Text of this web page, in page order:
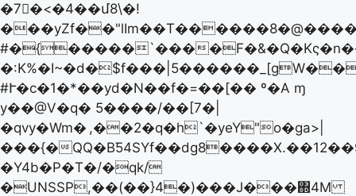
�7﷜�<�4��մ8\�!
#�{�����`���
#Ւ�c�1�*��yd�N� �f�=��[�� º�A ɱ
y��@V�q� 5����/��[7�|
�qvy�Wm� ,��2�q�h`�yeY"o�ga>|
���{�
�Y4b�P�T�/�qk/
�UNSSP,��(��}4�)���J���΍4M